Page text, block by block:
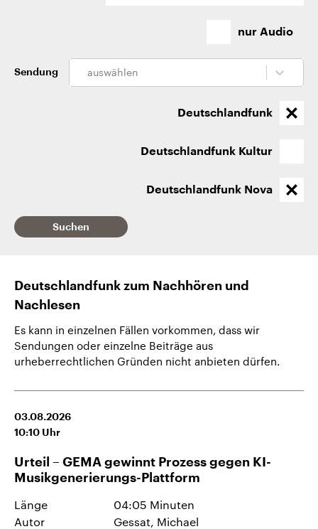
September 2026 einen neuen
Landtag. Seit 2021 wird das
Bundesland von einer Koalition aus
und Kandidaten der anstehenden
Aktuelle Beiträge,
gehören die Vereinigten
den mächtigsten Ländern
mit großem Einfluss auf
nur Audio
Sendung auswählen
Deutschlandfunk
Deutschlandfunk Kultur
Deutschlandfunk Nova
Suchen
Deutschlandfunk zum Nachhören und
Nachlesen
Es kann in einzelnen Fällen vorkommen, dass wir
Sendungen oder einzelne Beiträge aus
urheberrechtlichen Gründen nicht anbieten dürfen.
03.08.2026
10:10 Uhr
Urteil – GEMA gewinnt Prozess gegen KI-
Musikgenerierungs-Plattform
Länge
04:05 Minuten
Autor
Gessat, Michael